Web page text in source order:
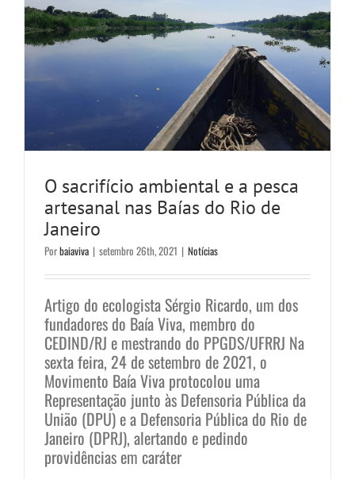
O sacrifício ambiental e a pesca
artesanal nas Baías do Rio de
Janeiro
Porbaiaviva | setembro 26th, 2021 | Notícias
Artigo do ecologista Sérgio Ricardo, um dos
fundadores do Baía Viva, membro do
CEDIND/RJ e mestrando do PPGDS/UFRRJ Na
sexta feira, 24 de setembro de 2021, o
Movimento Baía Viva protocolou uma
Representação junto às Defensoria Pública da
União (DPU) e a Defensoria Pública do Rio de
Janeiro (DPRJ), alertando e pedindo
providências em caráter
Empresa norueguesa Equinor
deixa a Costa Verde fluminense “a